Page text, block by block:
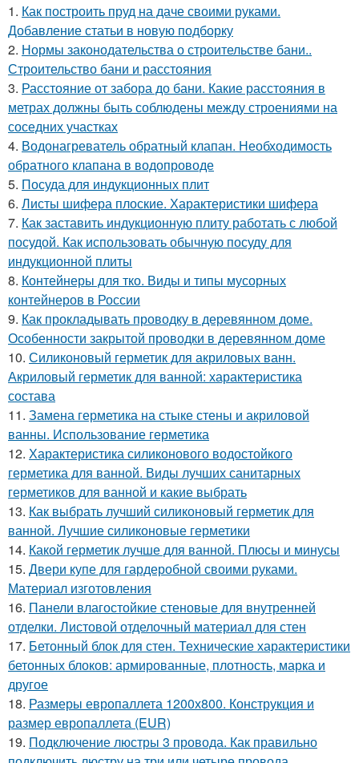
1. Как построить пруд на даче своими руками.
Добавление статьи в новую подборку
2. Нормы законодательства о строительстве бани..
Строительство бани и расстояния
3. Расстояние от забора до бани. Какие расстояния в
метрах должны быть соблюдены между строениями на
соседних участках
4. Водонагреватель обратный клапан. Необходимость
обратного клапана в водопроводе
5. Посуда для индукционных плит
6. Листы шифера плоские. Характеристики шифера
7. Как заставить индукционную плиту работать с любой
посудой. Как использовать обычную посуду для
индукционной плиты
8. Контейнеры для тко. Виды и типы мусорных
контейнеров в России
9. Как прокладывать проводку в деревянном доме.
Особенности закрытой проводки в деревянном доме
10. Силиконовый герметик для акриловых ванн.
Акриловый герметик для ванной: характеристика
состава
11. Замена герметика на стыке стены и акриловой
ванны. Использование герметика
12. Характеристика силиконового водостойкого
герметика для ванной. Виды лучших санитарных
герметиков для ванной и какие выбрать
13. Как выбрать лучший силиконовый герметик для
ванной. Лучшие силиконовые герметики
14. Какой герметик лучше для ванной. Плюсы и минусы
15. Двери купе для гардеробной своими руками.
Материал изготовления
16. Панели влагостойкие стеновые для внутренней
отделки. Листовой отделочный материал для стен
17. Бетонный блок для стен. Технические характеристики
бетонных блоков: армированные, плотность, марка и
другое
18. Размеры европаллета 1200х800. Конструкция и
размер европаллета (EUR)
19. Подключение люстры 3 провода. Как правильно